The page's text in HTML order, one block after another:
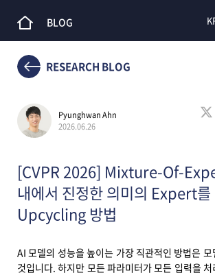
BLOG
RESEARCH BLOG
Pyunghwan Ahn
2026.06.26
[CVPR 2026] Mixture-Of-
내에서 진정한 의미의 Expert를
Upcycling 방법
AI 모델의 성능을 높이는 가장 직관적인 방법은
것입니다. 하지만 모든 파라미터가 모든 입력을